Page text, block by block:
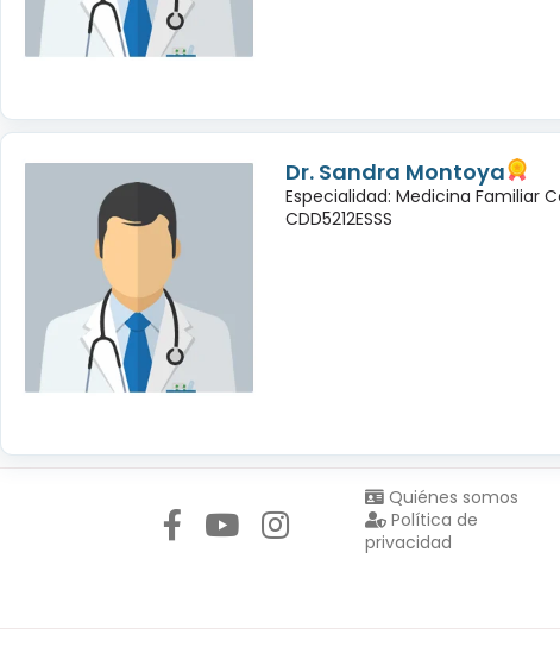
Dr. Sandra Montoya
Especialidad: Medicina Familiar
CDD5212ESSS
Quiénes somos
Política de
privacidad